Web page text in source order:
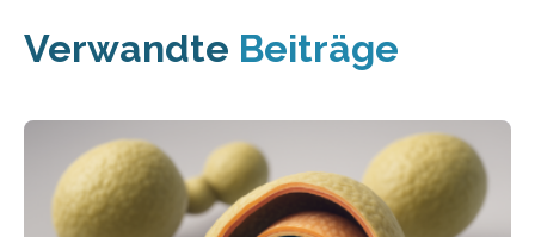
Verwandte Beiträge